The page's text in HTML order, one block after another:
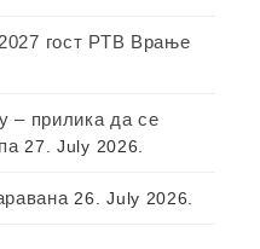
гост РТВ Врање
– прилика да се
27. July 2026.
26. July 2026.